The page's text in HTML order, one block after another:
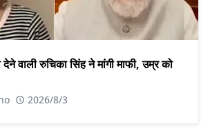
देने वाली रुचिका सिंह ने मांगी माफी, उम्र को
2026/8/3